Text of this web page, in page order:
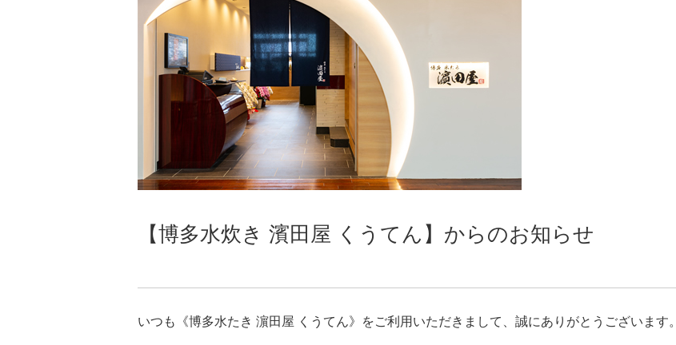
【博多水炊き 濱田屋 くうてん】からのお知らせ
いつも《博多水たき 濵田屋 くうてん》をご利用いただきまして、誠にありがとうございます。